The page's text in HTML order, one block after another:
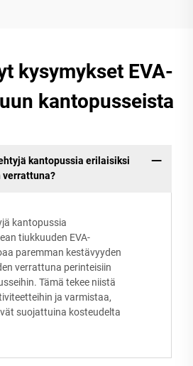
kysymykset EVA-
kantopusseista
kantopussia erilaisiksi
kantopussia
tiukkuuden EVA-
paremman kestävyyden
verrattuna perinteisiin
Tämä tekee niistä
ja varmistaa,
suojattuina kosteudelta